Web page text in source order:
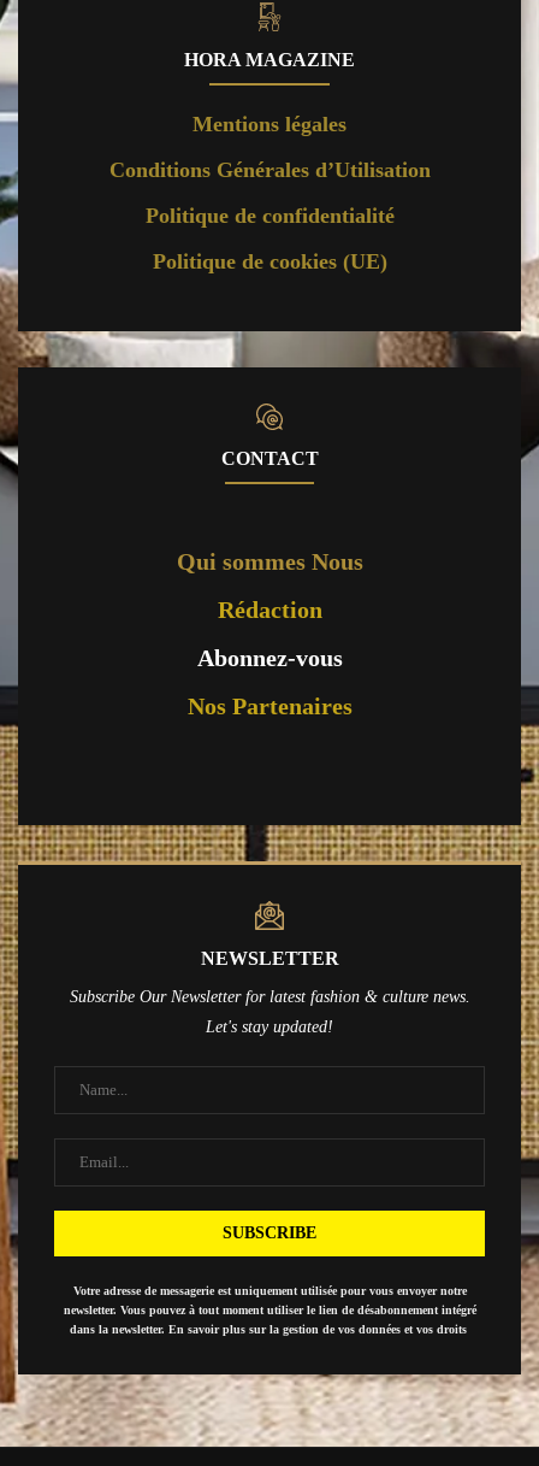
HORA MAGAZINE
Mentions légales
Conditions Générales d’Utilisation
Politique de confidentialité
Politique de cookies (UE)
CONTACT
Qui sommes Nous
Rédaction
Abonnez-vous
Nos Partenaires
NEWSLETTER
Subscribe Our Newsletter for latest fashion & culture news.
Let's stay updated!
Votre adresse de messagerie est uniquement utilisée pour vous envoyer notre
newsletter. Vous pouvez à tout moment utiliser le lien de désabonnement intégré
dans la newsletter. En savoir plus sur la gestion de vos données et vos droits